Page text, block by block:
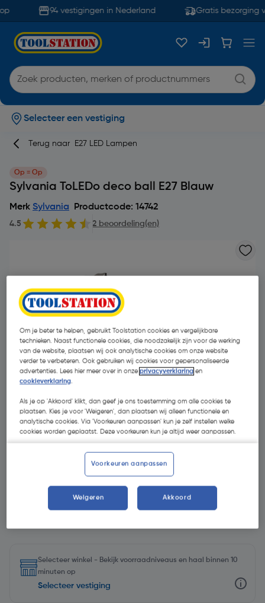
94 vestigingen in Nederland Gratis bezorging
Selecteer een vestiging
Terug naar E27 LED Lampen
Op = Op
Sylvania ToLEDo deco ball E27 Blauw
Merk Sylvania Productcode: 14742
4.5 2 beoordeling(en)
€ 0,11
Kies productvariant(3)
Selecteer winkel - Bekijk voorraadniveaus en haal binnen 10
minuten op
Selecteer vestiging
Om je beter te helpen, gebruikt Toolstation cookies en vergelijkbare
technieken. Naast functionele cookies, die noodzakelijk zijn voor de werking
van de website, plaatsen wij ook analytische cookies om onze website
verder te verbeteren. Ook gebruiken wij cookies voor gepersonaliseerde
advertenties. Lees hier meer over in onzeprivacyverklaring en
cookieverklaring.
Als je op 'Akkoord' klikt, dan geef je ons toestemming om alle cookies te
plaatsen. Kies je voor 'Weigeren', dan plaatsen wij alleen functionele en
analytische cookies. Via 'Voorkeuren aanpassen' kun je zelf instellen welke
cookies worden geplaatst. Deze voorkeuren kun je altijd weer aanpassen.
Voorkeuren aanpassen
Weigeren Akkoord